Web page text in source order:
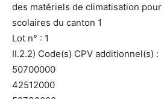
des matériels de climatisation
scolaires du canton 1
Lot n° : 1
II.2.2) Code(s) CPV additionnel(s) :
50700000
42512000